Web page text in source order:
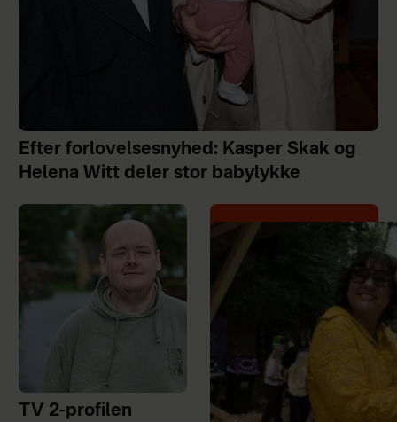
Efter forlovelsesnyhed: Kasper Skak og
Helena Witt deler stor babylykke
TV 2-profilen